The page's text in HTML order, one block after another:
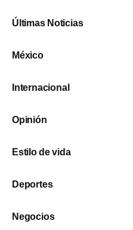
Últimas Noticias
México
Internacional
Opinión
Estilo de vida
Deportes
Negocios